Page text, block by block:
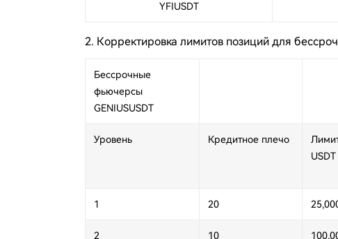
YFIUSDT
2. Корректировка лимитов позиций для
Бессрочные
фьючерсы
GENIUSUSDT
Уровень Кредитное плечо
1 20
2 10